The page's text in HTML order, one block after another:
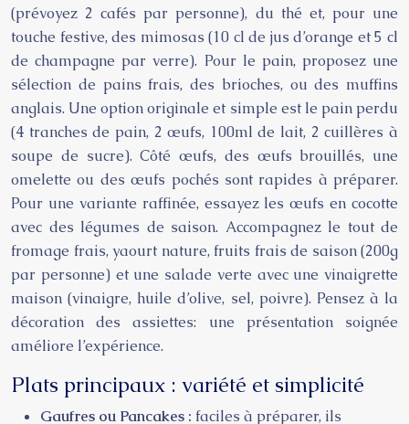
(prévoyez 2 cafés par personne), du thé et, pour une
touche festive, des mimosas (10 cl de jus d’orange et 5 cl
de champagne par verre). Pour le pain, proposez une
sélection de pains frais, des brioches, ou des muffins
anglais. Une option originale et simple est le pain perdu
(4 tranches de pain, 2 œufs, 100ml de lait, 2 cuillères à
soupe de sucre). Côté œufs, des œufs brouillés, une
omelette ou des œufs pochés sont rapides à préparer.
Pour une variante raffinée, essayez les œufs en cocotte
avec des légumes de saison. Accompagnez le tout de
fromage frais, yaourt nature, fruits frais de saison (200g
par personne) et une salade verte avec une vinaigrette
maison (vinaigre, huile d’olive, sel, poivre). Pensez à la
décoration des assiettes: une présentation soignée
améliore l’expérience.
Plats principaux : variété et simplicité
Gaufres ou Pancakes : faciles à préparer, ils